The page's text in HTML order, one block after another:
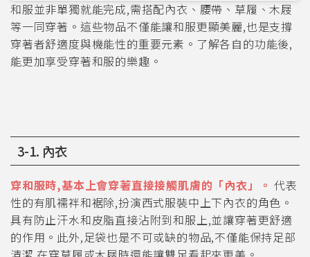
和服並非單獨就能完成,需搭配內衣、腰帶、草履、木屐
等一同穿著。這些物品不僅能讓和服更顯美麗,也是支撐
穿著者舒適度與機能性的重要元素。了解各自的功能後,
能更加享受穿著和服的樂趣。
3-1. 內衣
穿和服時,基本上會穿著直接接觸肌膚的「內衣」。代表
性的有肌襦袢和裾除,扮演西式服裝中上下內衣的角色。
具有防止汗水和皮脂直接沾附到和服上,並讓穿著更舒適
的作用。此外,足袋也是不可或缺的物品,不僅能保持足部